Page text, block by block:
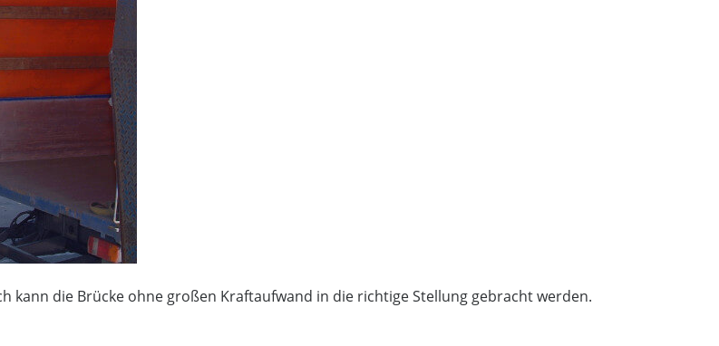
kann die Brücke ohne großen Kraftaufwand in die richtige Stellung gebracht werden.